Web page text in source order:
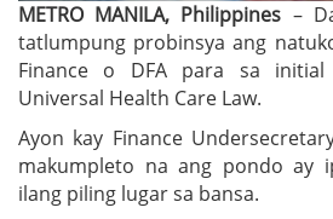
METRO MANILA, Philippines –
tatlumpung probinsya ang
Finance o DFA para sa
Universal Health Care Law.
Ayon kay Finance
makumpleto na ang pondo ay
ilang piling lugar sa bansa.